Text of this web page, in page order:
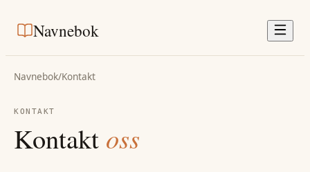
Navnebok
Navnebok/Kontakt
KONTAKT
Kontakt oss